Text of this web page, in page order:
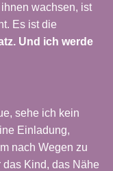
wachsen, ist
Es ist die
Und ich werde
sehe ich kein
Einladung,
nach Wegen zu
Kind, das Nähe